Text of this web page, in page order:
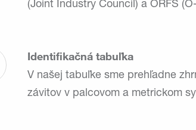
(Joint Industry Council) a ORFS
Identifikačná tabuľka
V našej tabuľke sme prehľadne
závitov v palcovom a metrickom